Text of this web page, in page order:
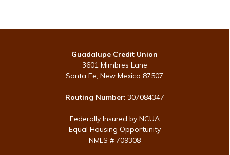
Guadalupe Credit Union
3601 Mimbres Lane
Santa Fe, New Mexico 87507
Routing Number: 307084347
Federally Insured by NCUA
Equal Housing Opportunity
NMLS # 709308